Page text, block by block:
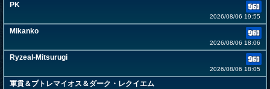
PK
2026/08/06 19:55
Mikanko
2026/08/06 18:06
Ryzeal-Mitsurugi
2026/08/06 18:05
軍貫＆プトレマイオス＆ダーク・レクイエム